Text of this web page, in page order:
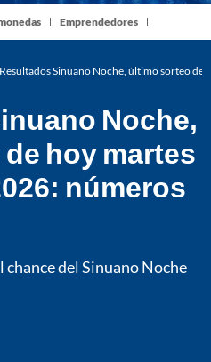
Emprendedores
Resultados Sinuano Noche, último sorteo de
Noche,
hoy martes
números
del Sinuano Noche